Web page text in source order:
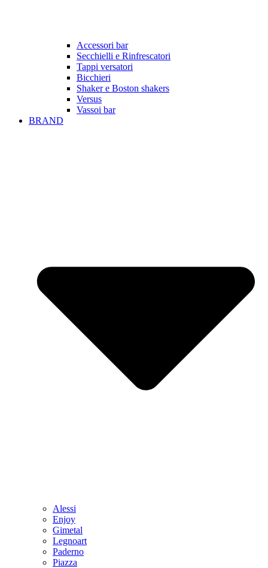
Accessori bar
Secchielli e Rinfrescatori
Tappi versatori
Bicchieri
Shaker e Boston shakers
Versus
Vassoi bar
BRAND
Alessi
Enjoy
Gimetal
Legnoart
Paderno
Piazza